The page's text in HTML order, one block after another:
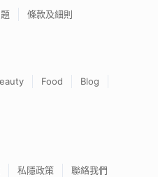
條款及細則
Food
Blog
私隱政策 聯絡我們